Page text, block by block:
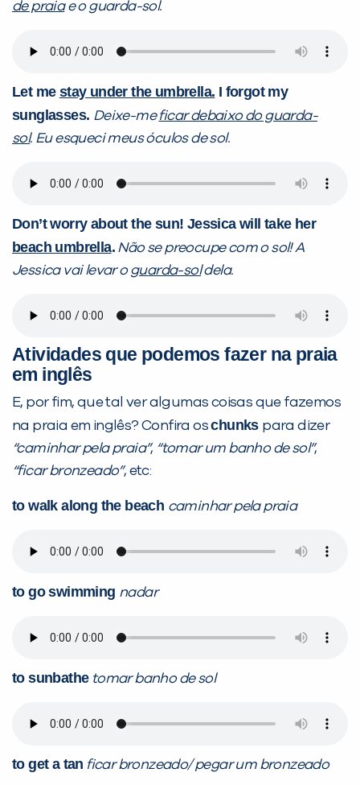
de praiae o guarda-sol.
Let me stay under the umbrella. I forgot my
sunglasses. Deixe-meficar debaixo do guarda-
sol. Eu esqueci meus óculos de sol.
Don’t worry about the sun! Jessica will take her
beach umbrella. Não se preocupe com o sol! A
Jessica vai levar oguarda-soldela.
Atividades que podemos fazer na praia
em inglês
E, por fim, que tal ver algumas coisas que fazemos
na praia em inglês? Confira oschunks para dizer
“caminhar pela praia”, “tomar um banho de sol”,
“ficar bronzeado”, etc:
to walk along the beach caminhar pela praia
to go swimming nadar
to sunbathe tomar banho de sol
to get a tan ficar bronzeado/ pegar um bronzeado